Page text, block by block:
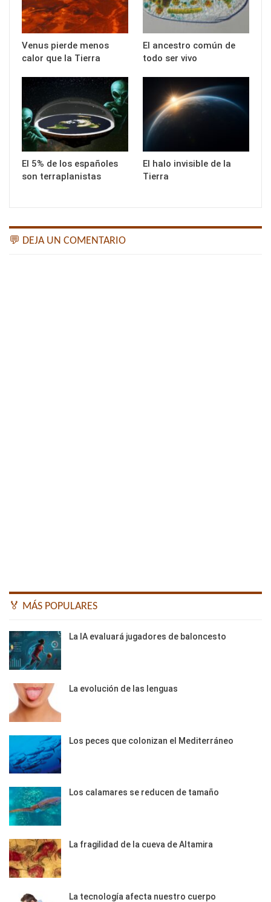
Venus pierde menos
calor que la Tierra
El ancestro común de
todo ser vivo
El 5% de los españoles
son terraplanistas
El halo invisible de la
Tierra
💬 DEJA UN COMENTARIO
🏅 MÁS POPULARES
La IA evaluará jugadores de baloncesto
La evolución de las lenguas
Los peces que colonizan el Mediterráneo
Los calamares se reducen de tamaño
La fragilidad de la cueva de Altamira
La tecnología afecta nuestro cuerpo